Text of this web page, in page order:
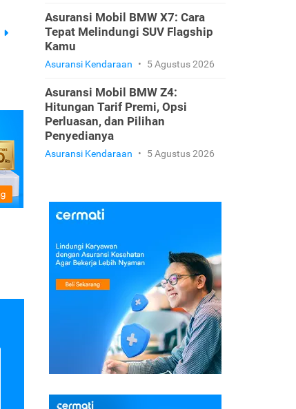
Asuransi Mobil BMW X7: Cara
Tepat Melindungi SUV Flagship
Kamu
Asuransi Kendaraan • 5 Agustus 2026
Asuransi Mobil BMW Z4:
Hitungan Tarif Premi, Opsi
Perluasan, dan Pilihan
Penyedianya
Asuransi Kendaraan • 5 Agustus 2026